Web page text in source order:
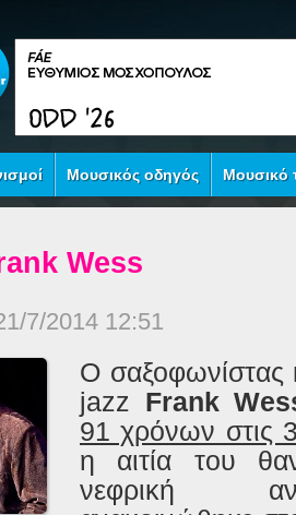
Μουσικός οδηγός Μουσικό
Wess
7/2014 12:51
Ο σαξοφωνίστας
jazz Frank
91 χρόνων στις
η αιτία του
νεφρική